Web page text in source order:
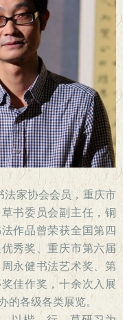
家协会会员，重庆市
书委员会副主任，铜
作品曾荣获全国第四
秀奖、重庆市第六届
永健书法艺术奖、第
佳作奖，十余次入展
的各级各类展览。